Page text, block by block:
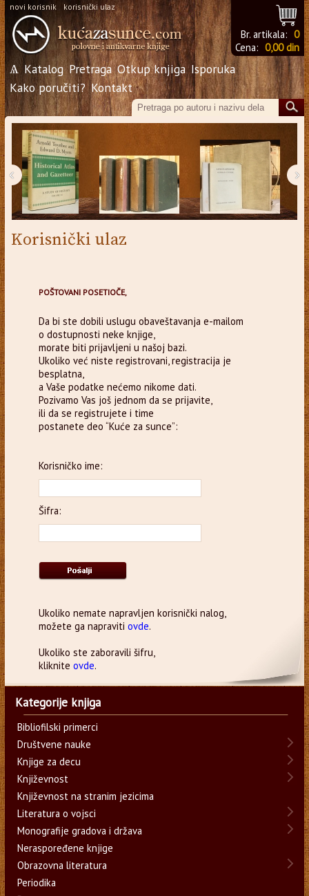
novi korisnik korisnički ulaz
Br. artikala: 0
Cena: 0,00 din
Ѧ Katalog Pretraga Otkup knjiga Isporuka
Kako poručiti? Kontakt
‹ ›
Korisnički ulaz
POŠTOVANI POSETIOČE,
Da bi ste dobili uslugu obaveštavanja e-mailom
o dostupnosti neke knjige,
morate biti prijavljeni u našoj bazi.
Ukoliko već niste registrovani, registracija je
besplatna,
a Vaše podatke nećemo nikome dati.
Pozivamo Vas još jednom da se prijavite,
ili da se registrujete i time
postanete deo “Kuće za sunce”:
Korisničko ime:
Šifra:
Ukoliko nemate napravljen korisnički nalog,
možete ga napraviti ovde.
Ukoliko ste zaboravili šifru,
kliknite ovde.
Kategorije knjiga
Bibliofilski primerci
Društvene nauke
Knjige za decu
Književnost
Književnost na stranim jezicima
Literatura o vojsci
Monografije gradova i država
Neraspoređene knjige
Obrazovna literatura
Periodika